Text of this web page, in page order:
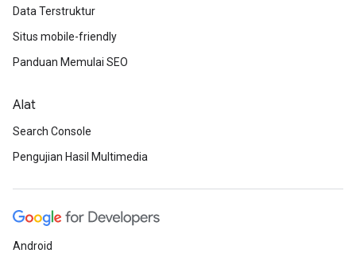
Data Terstruktur
Situs mobile-friendly
Panduan Memulai SEO
Alat
Search Console
Pengujian Hasil Multimedia
Android